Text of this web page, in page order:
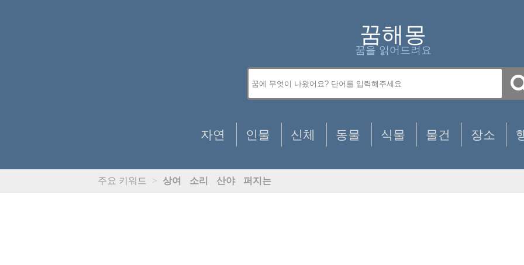
꿈해몽
꿈을 읽어드려요
자연 인물 신체 동물 식물 물건 장소
주요 키워드 > 상여 소리 산야 퍼지는